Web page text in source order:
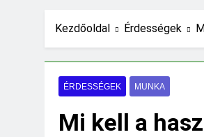
Kezdőoldal Érdességek
ÉRDESSÉGEK MUNKA
Mi kell a